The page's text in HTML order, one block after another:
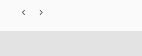
Previous carousel slide
Next carousel slide